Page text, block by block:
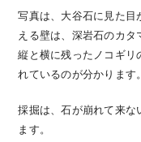
写真は、大谷石に見た目
える壁は、深岩石のカタ
縦と横に残ったノコギリ
れているのが分かります。
採掘は、石が崩れて来な
ます。